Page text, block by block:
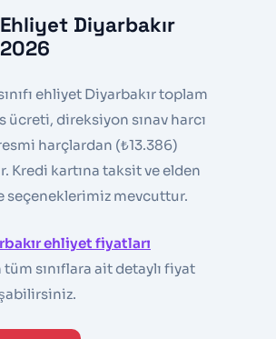
Ehliyet Diyarbakır
ehliyet Diyarbakır toplam
ücreti, direksiyon sınav harcı
harçlardan (₺13.386)
Kredi kartına taksit ve elden
seçeneklerimiz mevcuttur.
ehliyet fiyatları
tüm sınıflara ait detaylı fiyat